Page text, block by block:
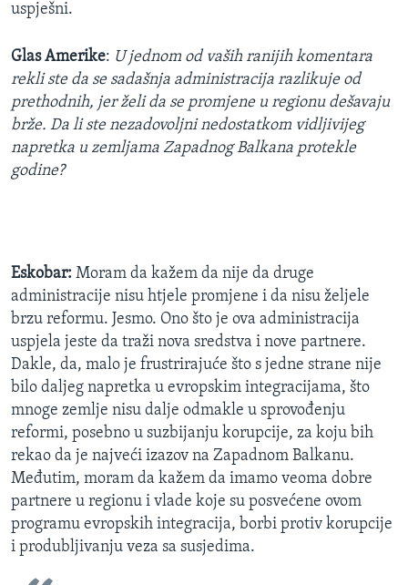
uspješni.
Glas Amerike: U jednom od vaših ranijih komentara
rekli ste da se sadašnja administracija razlikuje od
prethodnih, jer želi da se promjene u regionu dešavaju
brže. Da li ste nezadovoljni nedostatkom vidljivijeg
napretka u zemljama Zapadnog Balkana protekle
godine?
Eskobar: Moram da kažem da nije da druge
administracije nisu htjele promjene i da nisu željele
brzu reformu. Jesmo. Ono što je ova administracija
uspjela jeste da traži nova sredstva i nove partnere.
Dakle, da, malo je frustrirajuće što s jedne strane nije
bilo daljeg napretka u evropskim integracijama, što
mnoge zemlje nisu dalje odmakle u sprovođenju
reformi, posebno u suzbijanju korupcije, za koju bih
rekao da je najveći izazov na Zapadnom Balkanu.
Međutim, moram da kažem da imamo veoma dobre
partnere u regionu i vlade koje su posvećene ovom
programu evropskih integracija, borbi protiv korupcije
i produbljivanju veza sa susjedima.